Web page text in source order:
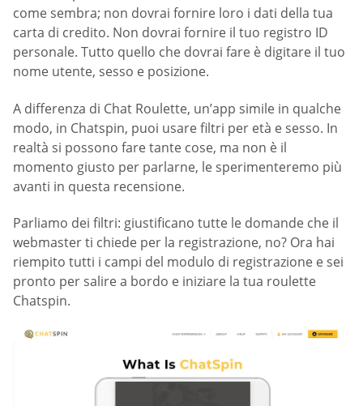
come sembra; non dovrai fornire loro i dati della tua
carta di credito. Non dovrai fornire il tuo registro ID
personale. Tutto quello che dovrai fare è digitare il tuo
nome utente, sesso e posizione.
A differenza di Chat Roulette, un’app simile in qualche
modo, in Chatspin, puoi usare filtri per età e sesso. In
realtà si possono fare tante cose, ma non è il
momento giusto per parlarne, le sperimenteremo più
avanti in questa recensione.
Parliamo dei filtri: giustificano tutte le domande che il
webmaster ti chiede per la registrazione, no? Ora hai
riempito tutti i campi del modulo di registrazione e sei
pronto per salire a bordo e iniziare la tua roulette
Chatspin.